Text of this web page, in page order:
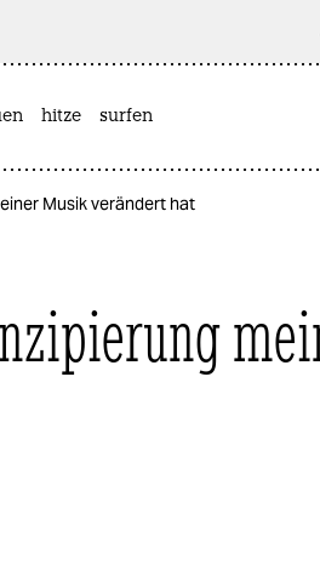
hitze surfen
Musik verändert hat